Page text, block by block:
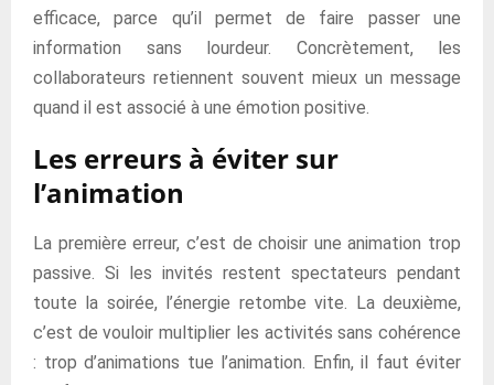
efficace, parce qu’il permet de faire passer une
information sans lourdeur. Concrètement, les
collaborateurs retiennent souvent mieux un message
quand il est associé à une émotion positive.
Les erreurs à éviter sur
l’animation
La première erreur, c’est de choisir une animation trop
passive. Si les invités restent spectateurs pendant
toute la soirée, l’énergie retombe vite. La deuxième,
c’est de vouloir multiplier les activités sans cohérence
: trop d’animations tue l’animation. Enfin, il faut éviter